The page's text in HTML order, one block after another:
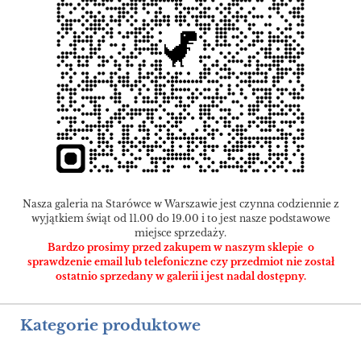
Nasza galeria na Starówce w Warszawie jest czynna codziennie z
wyjątkiem świąt od 11.00 do 19.00 i to jest nasze podstawowe
miejsce sprzedaży.
Bardzo prosimy przed zakupem w naszym sklepie o
sprawdzenie email lub telefoniczne czy przedmiot nie został
ostatnio sprzedany w galerii i jest nadal dostępny.
Kategorie produktowe